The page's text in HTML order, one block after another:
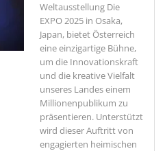
Weltausstellung Die
EXPO 2025 in Osaka,
Japan, bietet Österreich
eine einzigartige Bühne,
um die Innovationskraft
und die kreative Vielfalt
unseres Landes einem
Millionenpublikum zu
präsentieren. Unterstützt
wird dieser Auftritt von
engagierten heimischen